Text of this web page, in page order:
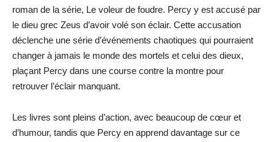
roman de la série, Le voleur de foudre. Percy y est accusé par
le dieu grec Zeus d’avoir volé son éclair. Cette accusation
déclenche une série d’événements chaotiques qui pourraient
changer à jamais le monde des mortels et celui des dieux,
plaçant Percy dans une course contre la montre pour
retrouver l’éclair manquant.
Les livres sont pleins d’action, avec beaucoup de cœur et
d’humour, tandis que Percy en apprend davantage sur ce